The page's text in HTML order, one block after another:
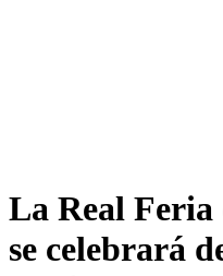
La Real Feria
se celebrará